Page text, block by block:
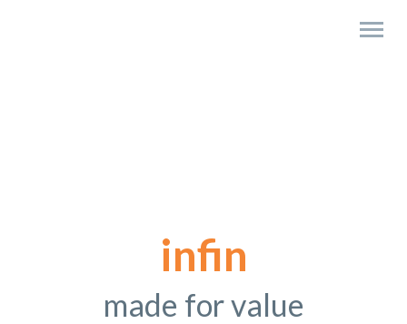
infin
made for value